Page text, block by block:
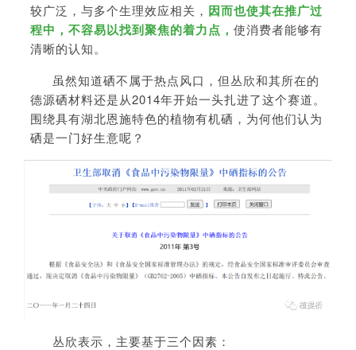
较广泛，与多个生理效应相关， 因而也使其在推广过
程中，不容易以找到聚焦的着力点， 使消费者能够有
清晰的认知。
虽然知道硒不属于热点风口，但丛欣和其所在的
德源硒材料还是从2014年开始一头扎进了这个赛道。
围绕具有湖北恩施特色的植物有机硒，为何他们认为
硒是一门好生意呢？
丛欣表示，主要基于三个因素：